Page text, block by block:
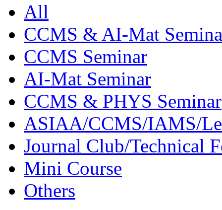
All
CCMS & AI-Mat
CCMS Seminar
AI-Mat Seminar
CCMS & PHYS Seminar
ASIAA/CCMS/IAMS/
Journal Club/Technical
Mini Course
Others